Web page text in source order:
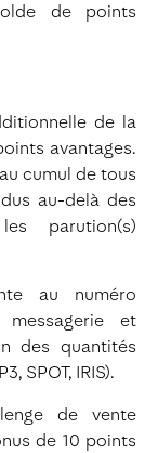
de points
de la
avantages.
cumul de tous
au-delà des
parution(s)
au numéro
et
des quantités
SPOT, IRIS).
de vente
de 10 points